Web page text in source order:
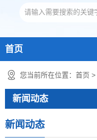
首页
您当前所在位置： 首页 >
新闻动态
新闻动态